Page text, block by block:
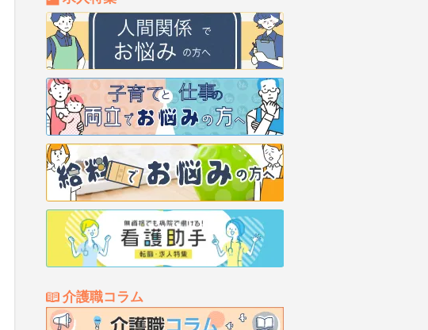
介護職コラム